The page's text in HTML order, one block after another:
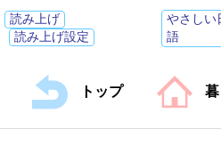
読み上げ
読み上げ設定
やさしい
語
トップ